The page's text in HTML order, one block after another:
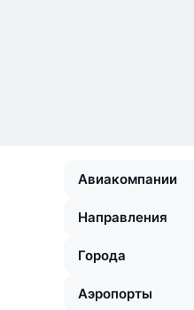
Авиакомпании
Направления
Города
Аэропорты